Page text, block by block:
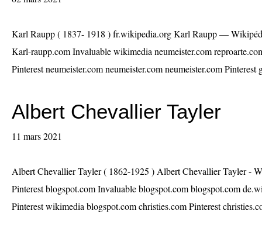
Karl Raupp ( 1837- 1918 ) fr.wikipedia.org Karl Raupp —
Karl-raupp.com Invaluable wikimedia neumeister.com
Pinterest neumeister.com neumeister.com neumeister.com Pinterest
Albert Chevallier Tayler
11 mars 2021
Albert Chevallier Tayler ( 1862-1925 ) Albert Chevallier Tayler -
Pinterest blogspot.com Invaluable blogspot.com blogspot.com
Pinterest wikimedia blogspot.com christies.com Pinterest